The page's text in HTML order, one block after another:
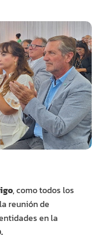
, como todos los
reunión de
en la